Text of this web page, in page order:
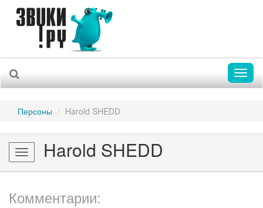
Персоны Harold SHEDD
Toggle
navigation
Harold SHEDD
Комментарии: